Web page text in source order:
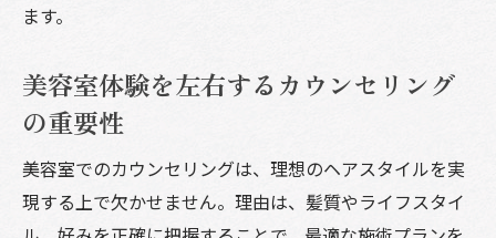
ます。
美容室体験を左右するカウンセリング
の重要性
美容室でのカウンセリングは、理想のヘアスタイルを実
現する上で欠かせません。理由は、髪質やライフスタイ